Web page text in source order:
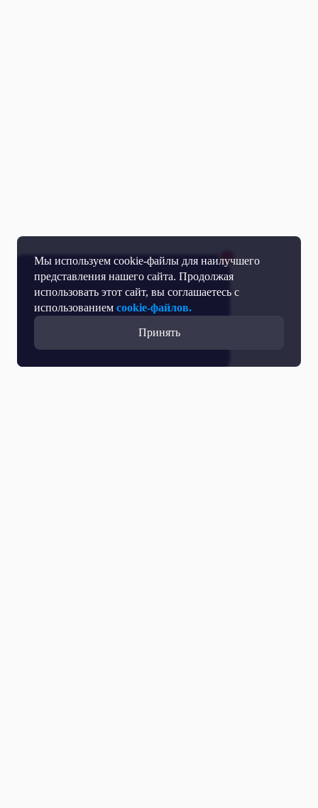
Мы используем cookie-файлы для наилучшего
представления нашего сайта. Продолжая
использовать этот сайт, вы соглашаетесь с
использованием cookie-файлов.
Принять